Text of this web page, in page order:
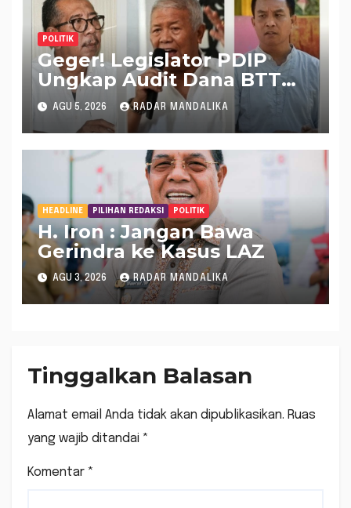
POLITIK
Geger! Legislator PDIP
Ungkap Audit Dana BTT
Rp 484 Miliar di APBD NTB
2025 Tak Muncul di LHP
BPK
AGU 5, 2026 RADAR MANDALIKA
HEADLINE PILIHAN REDAKSI POLITIK
H. Iron : Jangan Bawa
Gerindra ke Kasus LAZ
AGU 3, 2026 RADAR MANDALIKA
Tinggalkan Balasan
Alamat email Anda tidak akan dipublikasikan. Ruas
yang wajib ditandai *
Komentar *